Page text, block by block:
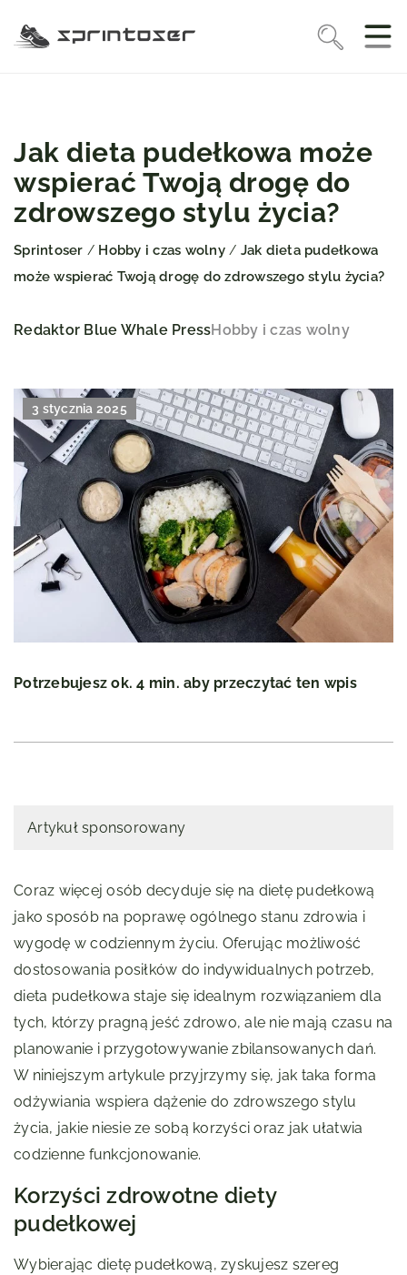
Jak dieta pudełkowa może
wspierać Twoją drogę do
zdrowszego stylu życia?
Sprintoser / Hobby i czas wolny/ Jak dieta pudełkowa
może wspierać Twoją drogę do zdrowszego stylu życia?
Redaktor Blue Whale PressHobby i czas wolny
3 stycznia 2025
Potrzebujesz ok. 4 min. aby przeczytać ten wpis
Artykuł sponsorowany
Coraz więcej osób decyduje się na dietę pudełkową
jako sposób na poprawę ogólnego stanu zdrowia i
wygodę w codziennym życiu. Oferując możliwość
dostosowania posiłków do indywidualnych potrzeb,
dieta pudełkowa staje się idealnym rozwiązaniem dla
tych, którzy pragną jeść zdrowo, ale nie mają czasu na
planowanie i przygotowywanie zbilansowanych dań.
W niniejszym artykule przyjrzymy się, jak taka forma
odżywiania wspiera dążenie do zdrowszego stylu
życia, jakie niesie ze sobą korzyści oraz jak ułatwia
codzienne funkcjonowanie.
Korzyści zdrowotne diety
pudełkowej
Wybierając dietę pudełkową, zyskujesz szereg